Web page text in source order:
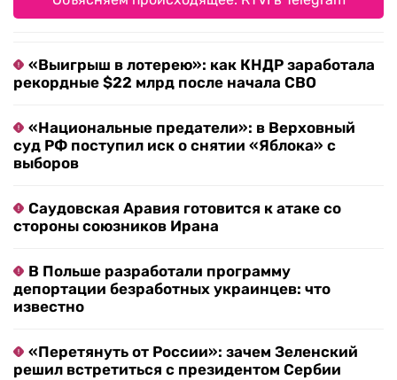
«Выигрыш в лотерею»: как КНДР заработала
рекордные $22 млрд после начала СВО
«Национальные предатели»: в Верховный
суд РФ поступил иск о снятии «Яблока» с
выборов
Саудовская Аравия готовится к атаке со
стороны союзников Ирана
В Польше разработали программу
депортации безработных украинцев: что
известно
«Перетянуть от России»: зачем Зеленский
решил встретиться с президентом Сербии